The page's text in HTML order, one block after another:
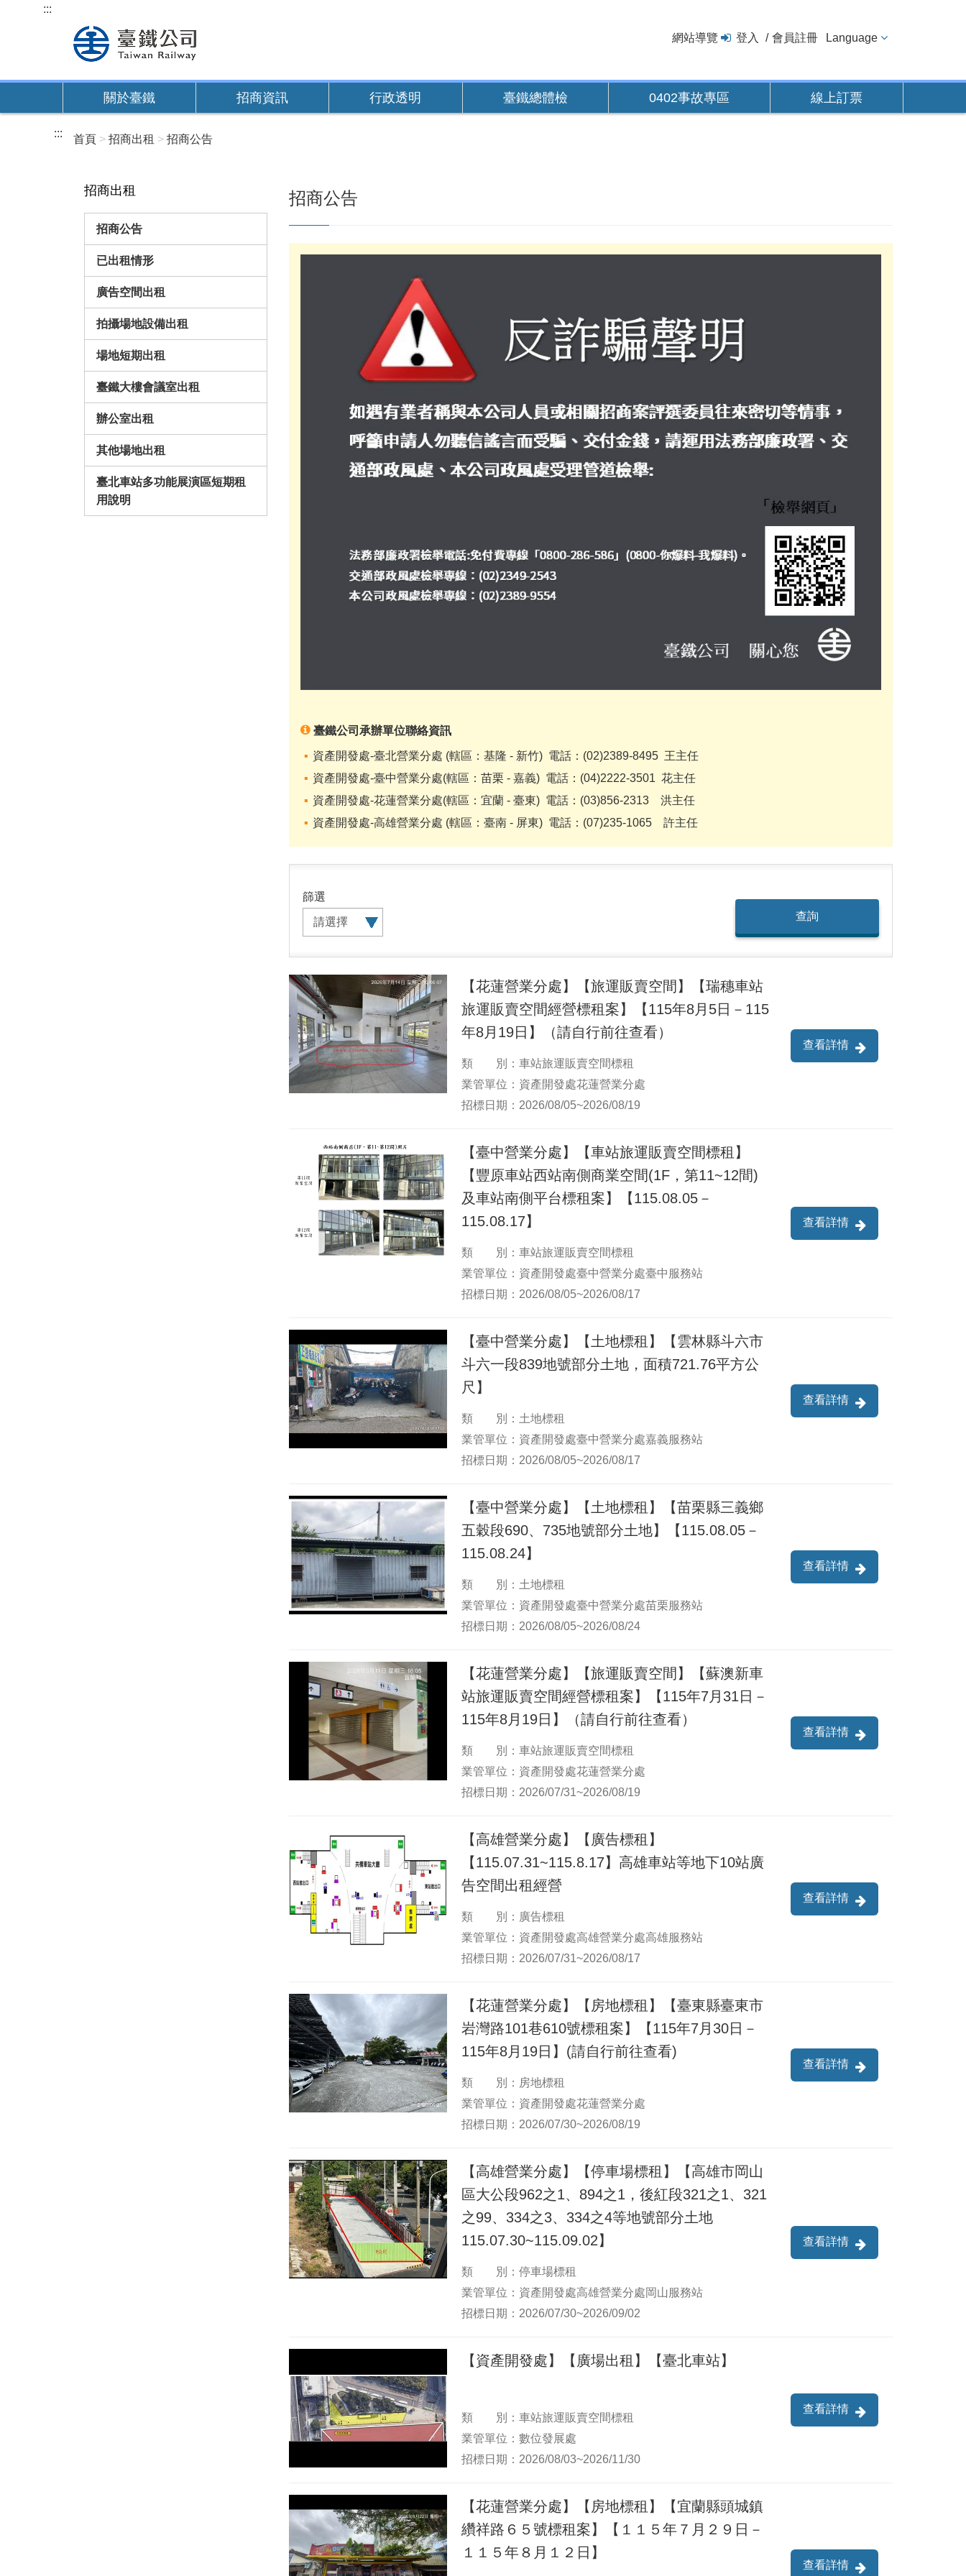
內
:::
網站導覽 登入 會員註冊 Language
關於臺鐵 招商資訊 行政透明 臺鐵總體檢 0402事故專區 線上訂票
::: 首頁 招商出租 招商公告
招商出租
招商公告
已出租情形
廣告空間出租
拍攝場地設備出租
場地短期出租
臺鐵大樓會議室出租
辦公室出租
其他場地出租
臺北車站多功能展演區短期租
用說明
招商公告
臺鐵公司承辦單位聯絡資訊
資產開發處-臺北營業分處 (轄區：基隆 - 新竹) 電話：(02)2389-8495 王主任
資產開發處-臺中營業分處(轄區：苗栗 - 嘉義) 電話：(04)2222-3501 花主任
資產開發處-花蓮營業分處(轄區：宜蘭 - 臺東) 電話：(03)856-2313 洪主任
資產開發處-高雄營業分處 (轄區：臺南 - 屏東) 電話：(07)235-1065 許主任
篩選
詢
詢
詢
查詢
【花蓮營業分處】【旅運販賣空間】【瑞穗車站
旅運販賣空間經營標租案】【115年8月5日－115
年8月19日】（請自行前往查看）
類 別：車站旅運販賣空間標租
業管單位：資產開發處花蓮營業分處
招標日期：2026/08/05~2026/08/19
查看詳情
【臺中營業分處】【車站旅運販賣空間標租】
【豐原車站西站南側商業空間(1F，第11~12間)
及車站南側平台標租案】【115.08.05－
115.08.17】
類 別：車站旅運販賣空間標租
業管單位：資產開發處臺中營業分處臺中服務站
招標日期：2026/08/05~2026/08/17
查看詳情
【臺中營業分處】【土地標租】【雲林縣斗六市
斗六一段839地號部分土地，面積721.76平方公
尺】
類 別：土地標租
業管單位：資產開發處臺中營業分處嘉義服務站
招標日期：2026/08/05~2026/08/17
查看詳情
【臺中營業分處】【土地標租】【苗栗縣三義鄉
五穀段690、735地號部分土地】【115.08.05－
115.08.24】
類 別：土地標租
業管單位：資產開發處臺中營業分處苗栗服務站
招標日期：2026/08/05~2026/08/24
查看詳情
【花蓮營業分處】【旅運販賣空間】【蘇澳新車
站旅運販賣空間經營標租案】【115年7月31日－
115年8月19日】（請自行前往查看）
類 別：車站旅運販賣空間標租
業管單位：資產開發處花蓮營業分處
招標日期：2026/07/31~2026/08/19
查看詳情
【高雄營業分處】【廣告標租】
【115.07.31~115.8.17】高雄車站等地下10站廣
告空間出租經營
類 別：廣告標租
業管單位：資產開發處高雄營業分處高雄服務站
招標日期：2026/07/31~2026/08/17
查看詳情
【花蓮營業分處】【房地標租】【臺東縣臺東市
岩灣路101巷610號標租案】【115年7月30日－
115年8月19日】(請自行前往查看)
類 別：房地標租
業管單位：資產開發處花蓮營業分處
招標日期：2026/07/30~2026/08/19
查看詳情
【高雄營業分處】【停車場標租】【高雄市岡山
區大公段962之1、894之1，後紅段321之1、321
之99、334之3、334之4等地號部分土地
115.07.30~115.09.02】
類 別：停車場標租
業管單位：資產開發處高雄營業分處岡山服務站
招標日期：2026/07/30~2026/09/02
查看詳情
【資產開發處】【廣場出租】【臺北車站】
類 別：車站旅運販賣空間標租
業管單位：數位發展處
招標日期：2026/08/03~2026/11/30
查看詳情
【花蓮營業分處】【房地標租】【宜蘭縣頭城鎮
纘祥路６５號標租案】【１１５年７月２９日－
１１５年８月１２日】
查看詳情